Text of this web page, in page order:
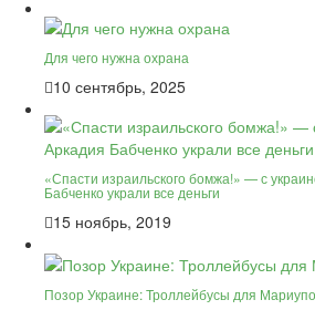
Для чего нужна охрана
10 сентябрь, 2025
«Спасти израильского бомжа!» — с
Бабченко украли все деньги
15 ноябрь, 2019
Позор Украине: Троллейбусы для